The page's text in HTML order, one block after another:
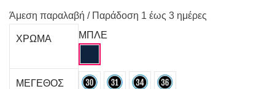
Άμεση παραλαβή / Παράδoση 1 έως 3 ημέρες
ΧΡΩΜΑ ΜΠΛΕ
ΜΕΓΕΘΟΣ